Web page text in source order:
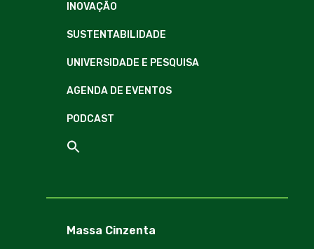
INOVAÇÃO
SUSTENTABILIDADE
UNIVERSIDADE E PESQUISA
AGENDA DE EVENTOS
PODCAST
Massa Cinzenta